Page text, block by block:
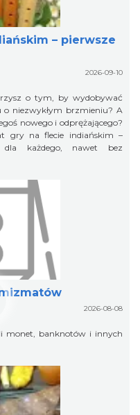
– pierwsze
2026-09-10
o niezwykłym brzmieniu? A
nowego i odprężającego?
gry na flecie indiańskim –
każdego, nawet bez
2026-08-08
monet, banknotów i innych